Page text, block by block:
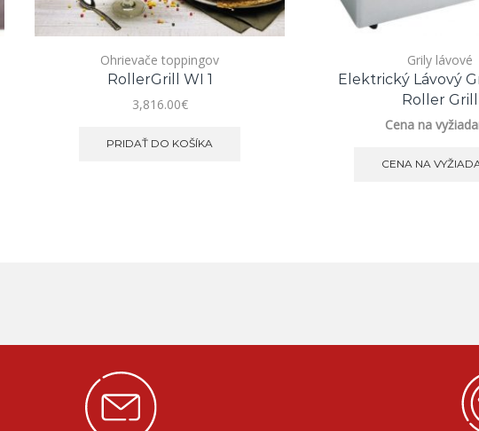
Ohrievače toppingov
RollerGrill WI 1
3,816.00€
PRIDAŤ DO KOŠÍKA
Grily lávové
Elektrický Lávový
Roller Grill
Cena na
CENA NA